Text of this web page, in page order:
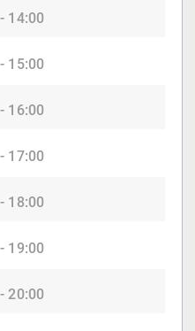
14:00
15:00
16:00
17:00
18:00
19:00
20:00